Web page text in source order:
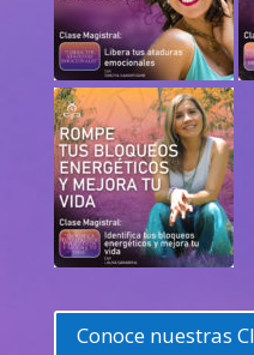
Conoce nuestras